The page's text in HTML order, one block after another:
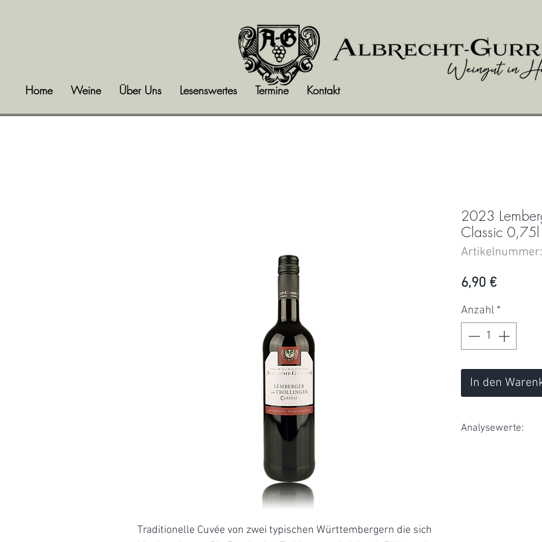
Home Weine Über Uns Lesenswertes Termine Kontakt
Traditionelle Cuvée von zwei typischen Württembergern die sich
2023
Classic 0,75l
6,90 €Preis
Anzahl *
In den
Analysewerte: